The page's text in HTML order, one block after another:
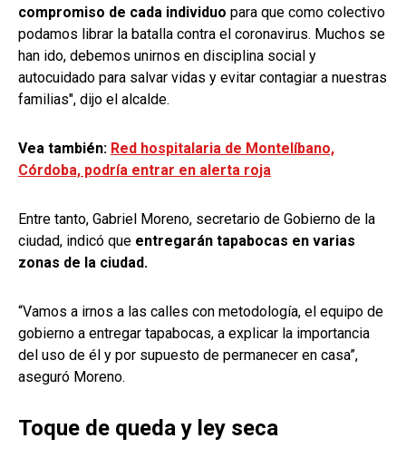
compromiso de cada individuo para que como colectivo
podamos librar la batalla contra el coronavirus. Muchos se
han ido, debemos unirnos en disciplina social y
autocuidado para salvar vidas y evitar contagiar a nuestras
familias", dijo el alcalde.
Vea también: Red hospitalaria de Montelíbano,
Córdoba, podría entrar en alerta roja
Entre tanto, Gabriel Moreno, secretario de Gobierno de la
ciudad, indicó que entregarán tapabocas en varias
zonas de la ciudad.
“Vamos a irnos a las calles con metodología, el equipo de
gobierno a entregar tapabocas, a explicar la importancia
del uso de él y por supuesto de permanecer en casa”,
aseguró Moreno.
Toque de queda y ley seca